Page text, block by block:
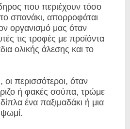
που περιέχουν τόσο
σπανάκι, απορροφάται
οργανισμό μας όταν
τις τροφές με προϊόντα
ολικής άλεσης και το
οι περισσότεροι, όταν
ή φακές σούπα, τρώμε
ένα παξιμαδάκι ή μια